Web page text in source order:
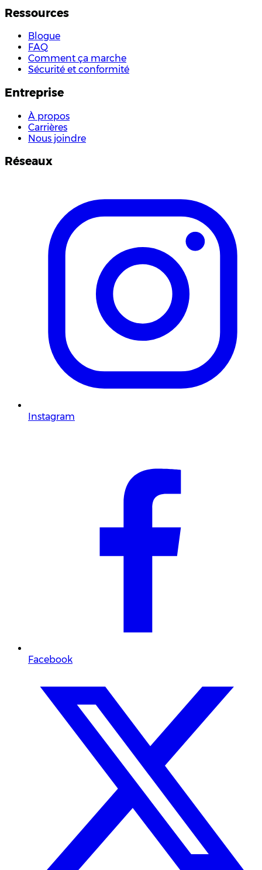
Ressources
Blogue
FAQ
Comment ça marche
Sécurité et conformité
Entreprise
À propos
Carrières
Nous joindre
Réseaux
Instagram
Facebook